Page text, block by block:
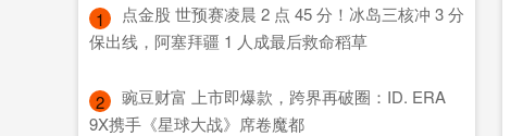
1
​点金股 世预赛凌晨 2 点 45 分！冰岛三核冲 3 分
保出线，阿塞拜疆 1 人成最后救命稻草
2
​豌豆财富 上市即爆款，跨界再破圈：ID. ERA
9X携手《星球大战》席卷魔都